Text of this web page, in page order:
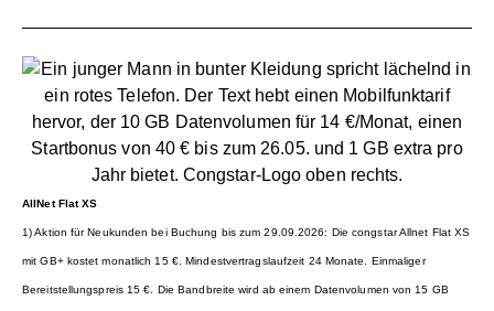
AllNet Flat XS
1) Aktion für Neukunden bei Buchung bis zum 29.09.2026: Die congstar Allnet Flat XS
mit GB+ kostet monatlich 15 €. Mindestvertragslaufzeit 24 Monate. Einmaliger
Bereitstellungspreis 15 €. Die Bandbreite wird ab einem Datenvolumen von 15 GB